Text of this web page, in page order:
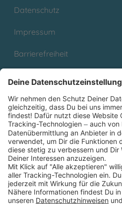
Datenschutz
Impressum
Barrierefreiheit
Partnerprogramm (Affiliate)
Folge uns auf
* Versandkostenfrei ab 9,00
Deutschlands